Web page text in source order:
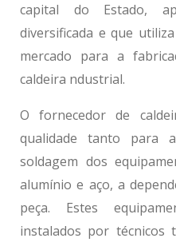
capital do Estado,
diversificada e que
mercado para a
caldeira ndustrial.
Ofornecedor de
qualidade tanto para
soldagem dos
alumínio e aço, a
peça. Estes
instalados por técnicos